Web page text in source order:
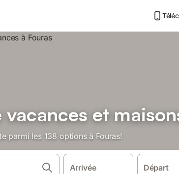
et
parmi les 138 options à Fouras!
Arrivée Départ